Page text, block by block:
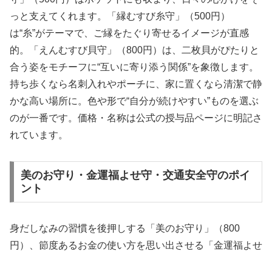
っと支えてくれます。「縁むすび糸守」（500円）
は“糸”がテーマで、ご縁をたぐり寄せるイメージが直感
的。「えんむすび貝守」（800円）は、二枚貝がぴたりと
合う姿をモチーフに“互いに寄り添う関係”を象徴します。
持ち歩くなら名刺入れやポーチに、家に置くなら清潔で静
かな高い場所に。色や形で“自分が続けやすい”ものを選ぶ
のが一番です。価格・名称は公式の授与品ページに明記さ
れています。
美のお守り・金運福よせ守・交通安全守のポイ
ント
身だしなみの習慣を後押しする「美のお守り」（800
円）、節度あるお金の使い方を思い出させる「金運福よせ